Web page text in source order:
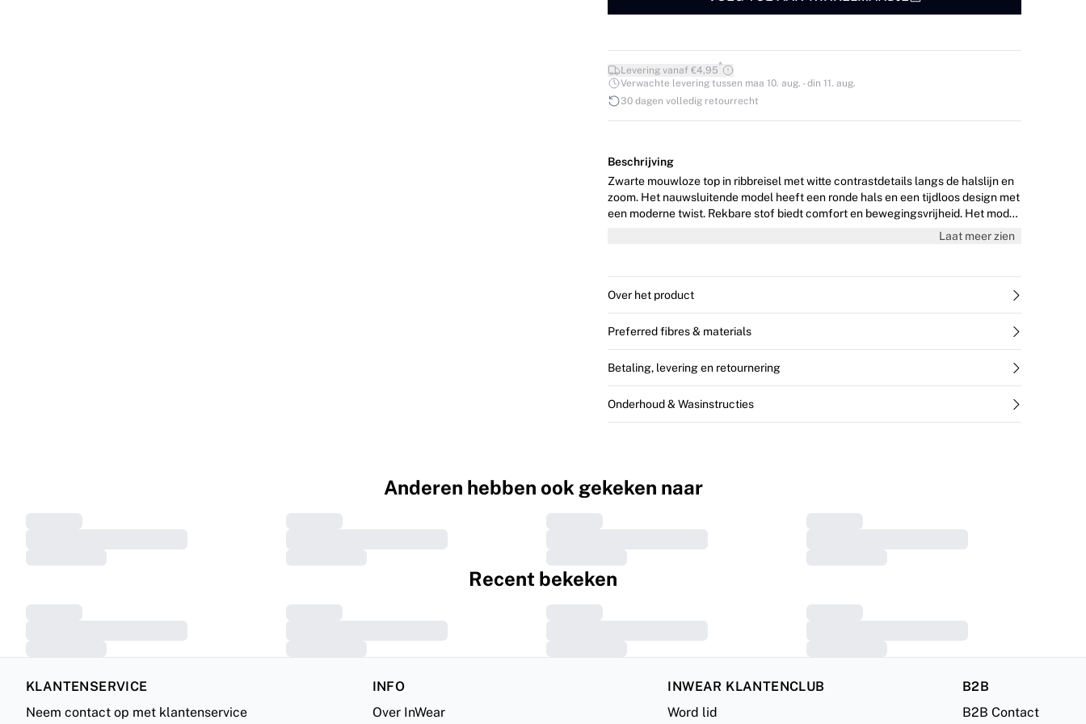
Levering vanaf €4,95*
Verwachte levering tussen maa 10. aug. - din 11. aug.
30 dagen volledig retourrecht
Beschrijving
Zwarte mouwloze top in ribbreisel met witte contrastdetails langs de halslijn en
zoom. Het nauwsluitende model heeft een ronde hals en een tijdloos design met
een moderne twist. Rekbare stof biedt comfort en bewegingsvrijheid. Het model
Laat meer zien
Over het product
Preferred fibres & materials
Betaling, levering en retournering
Onderhoud & Wasinstructies
Anderen hebben ook gekeken naar
Recent bekeken
KLANTENSERVICE
Neem contact op met klantenservice
INFO
Over InWear
INWEAR KLANTENCLUB
Word lid
B2B
B2B Contact